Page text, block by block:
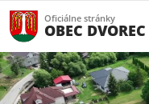
Oficiálne stránky
OBEC DVOREC